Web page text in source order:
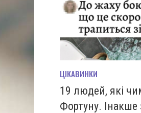
ЦІКАВИНКИ
19 людей, які
Фортуну.